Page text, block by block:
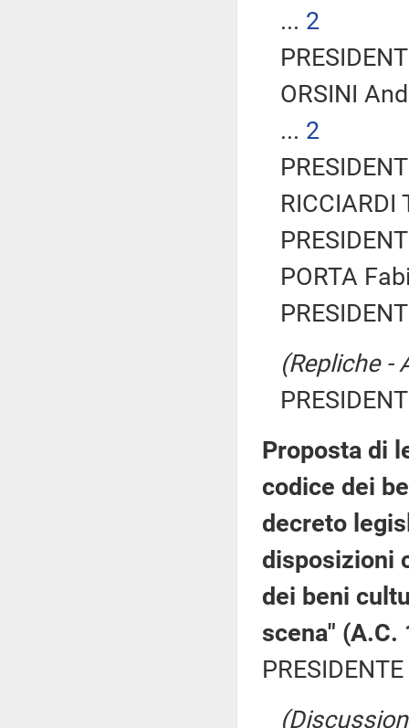
... 2
ORSINI
... 2
RICCIARDI
PORTA
(Repliche -
Proposta di
codice dei
decreto
disposizioni
dei beni
scena"